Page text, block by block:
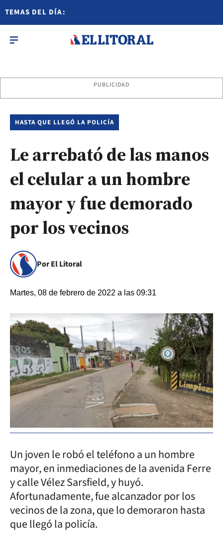
TEMAS DEL DÍA:
PUBLICIDAD
HASTA QUE LLEGÓ LA POLICÍA
Le arrebató de las manos
el celular a un hombre
mayor y fue demorado
por los vecinos
Por El Litoral
Martes, 08 de febrero de 2022 a las 09:31
Un joven le robó el teléfono a un hombre
mayor, en inmediaciones de la avenida Ferre
y calle Vélez Sarsfield, y huyó.
Afortunadamente, fue alcanzador por los
vecinos de la zona, que lo demoraron hasta
que llegó la policía.